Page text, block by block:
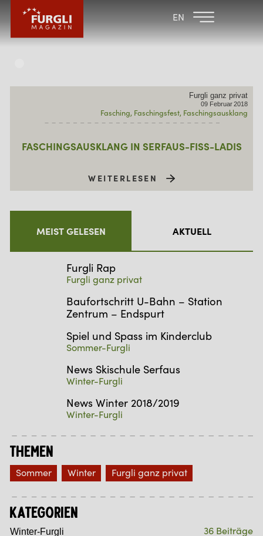
EN
FAMILIENHOTEL
FURGLER
KINDER
Furgli ganz privat
09 Februar 2018
Fasching Faschingsfest Faschingsausklang
FASCHINGSAUSKLANG IN SERFAUS-FISS-LADIS
WEITERLESEN
MEIST GELESEN AKTUELL
Furgli Rap
Furgli ganz privat
Baufortschritt U-Bahn – Station
Zentrum – Endspurt
Spiel und Spass im Kinderclub
Sommer-Furgli
News Skischule Serfaus
Winter-Furgli
News Winter 2018/2019
Winter-Furgli
Themen
Sommer Winter Furgli ganz privat
Kategorien
Winter-Furgli 36 Beiträge